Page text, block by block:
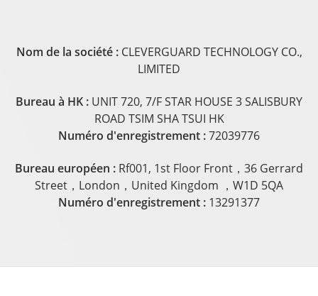
Nom de la société :CLEVERGUARD TECHNOLOGY CO.,
LIMITED
Bureau à HK : UNIT 720, 7/F STAR HOUSE 3 SALISBURY
ROAD TSIM SHA TSUI HK
Numéro d'enregistrement :72039776
Bureau européen : Rf001, 1st Floor Front，36 Gerrard
Street，London，United Kingdom ，W1D 5QA
Numéro d'enregistrement : 13291377